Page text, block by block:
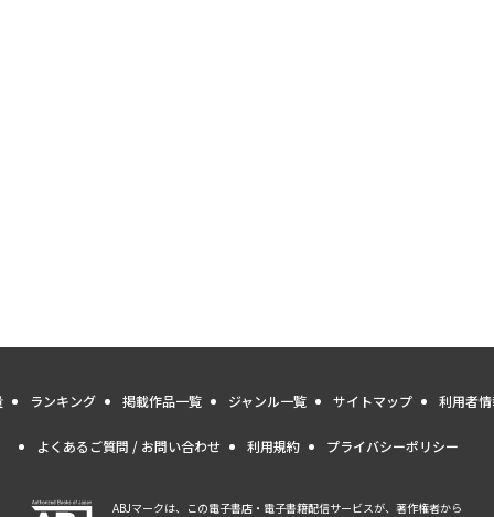
ランキング 掲載作品一覧 ジャンル一覧 サイトマップ 利用者
よくあるご質問 / お問い合わせ 利用規約 プライバシーポリシー
ABJマークは、この電子書店・電子書籍配信サービスが、著作権者から